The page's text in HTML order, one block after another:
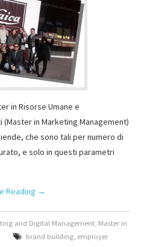
in Risorse Umane e
in Marketing Management)
che sono tali per numero di
e solo in questi parametri
Reading →
and Digital Management, Master in
brand building, employer